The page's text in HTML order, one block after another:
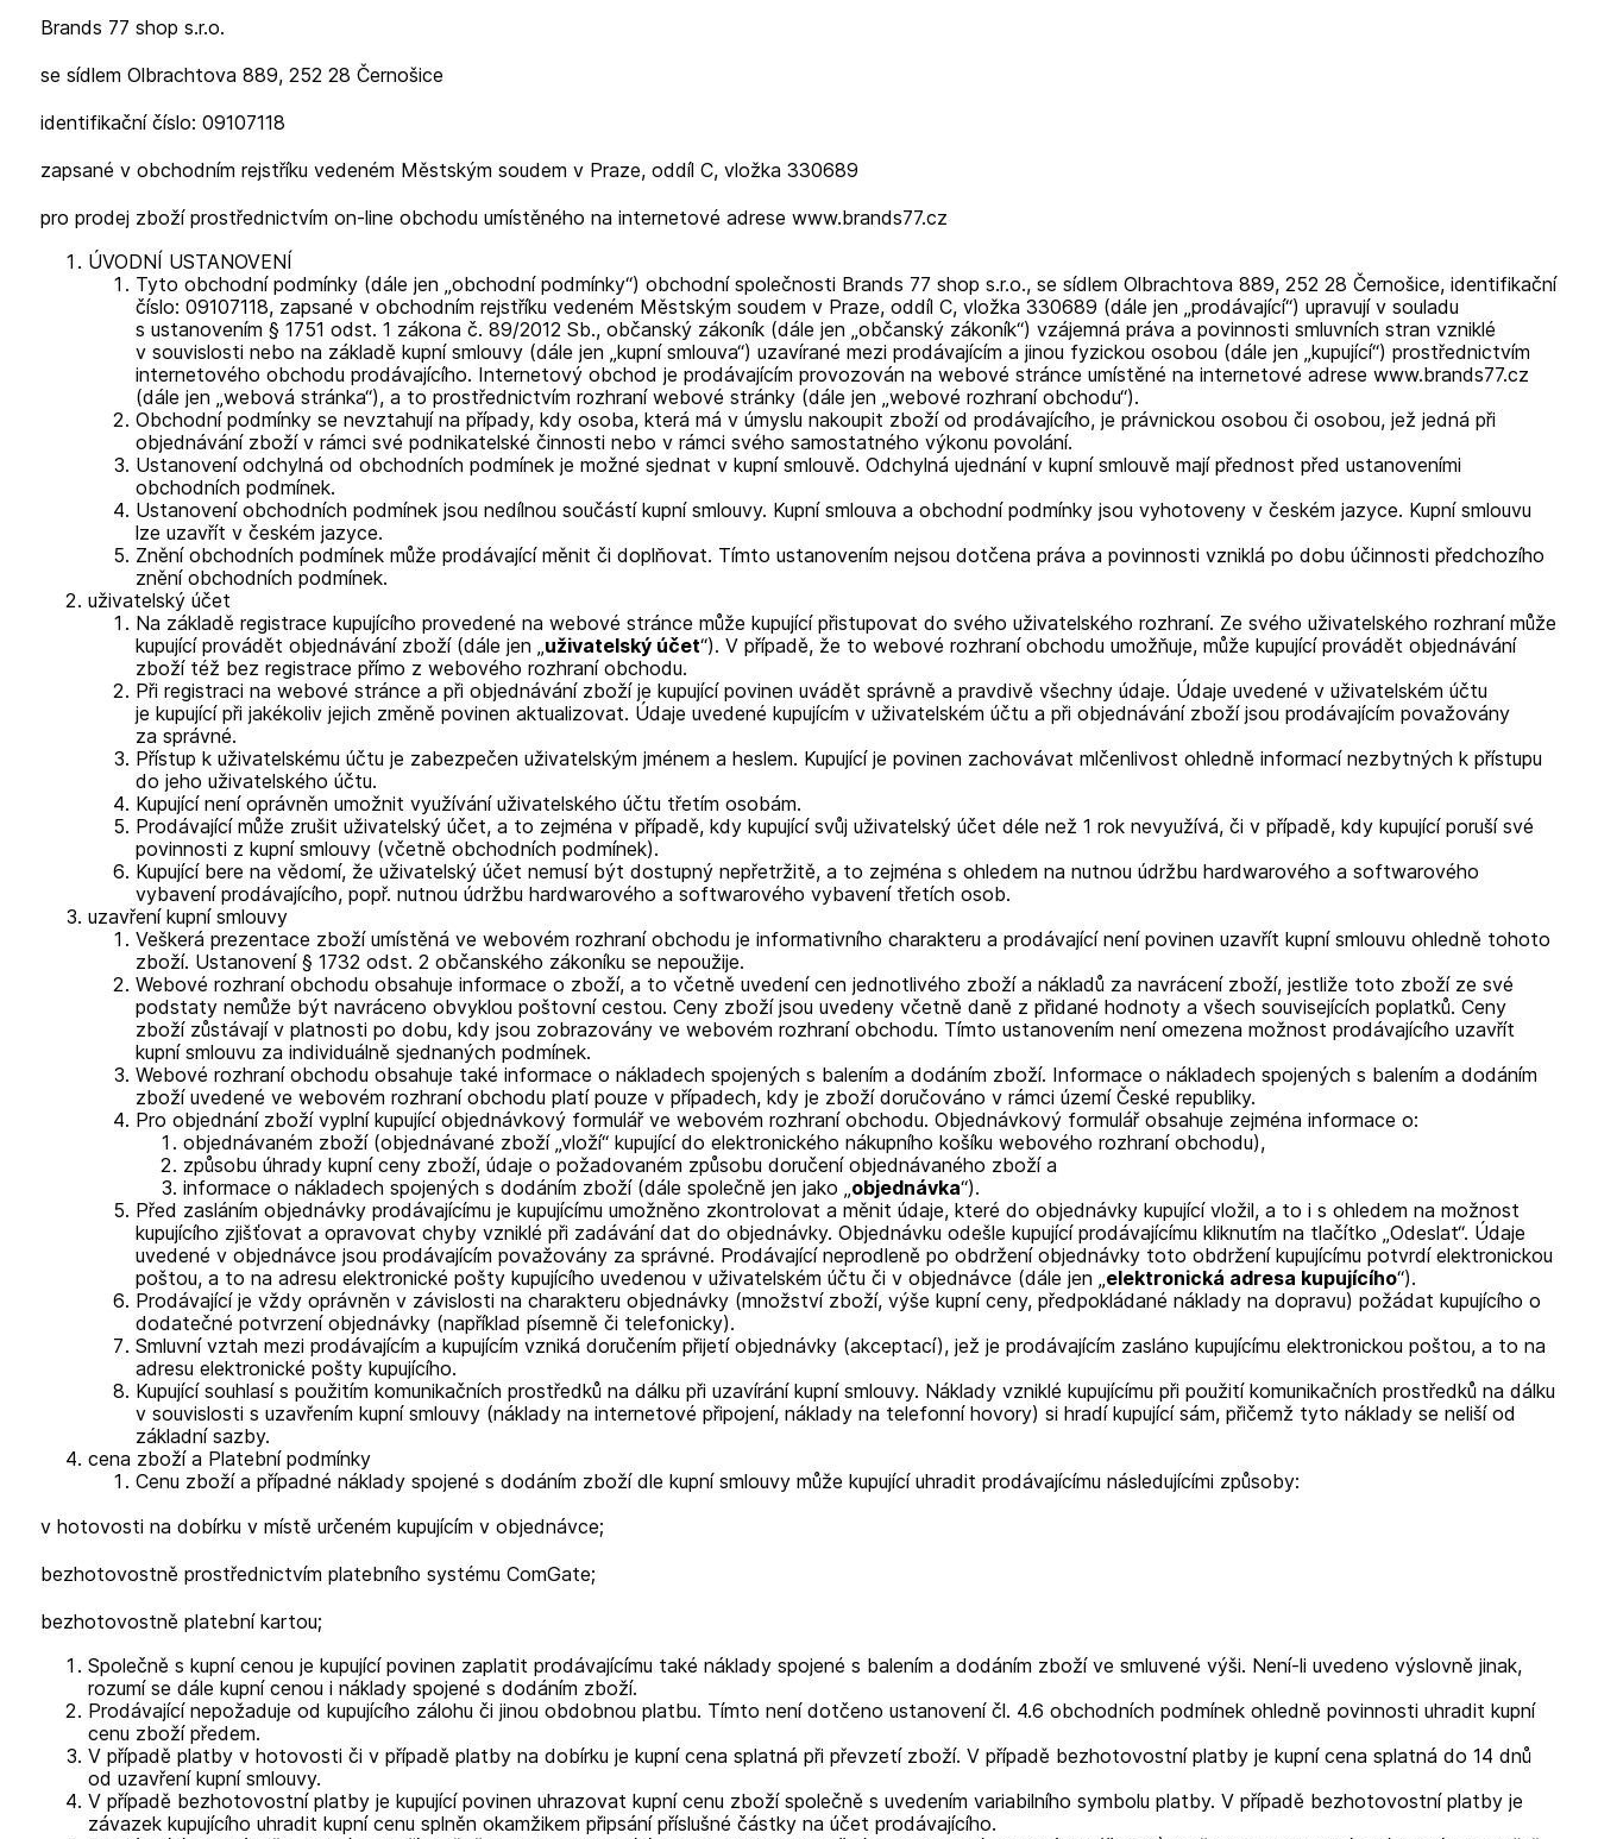
Brands 77 shop s.r.o.
se sídlem Olbrachtova 889, 252 28 Černošice
identifikační číslo: 09107118
zapsané v obchodním rejstříku vedeném Městským soudem v Praze, oddíl C, vložka 330689
pro prodej zboží prostřednictvím on-line obchodu umístěného na internetové adrese www.brands77.cz
ÚVODNÍ USTANOVENÍ
Tyto obchodní podmínky (dále jen „obchodní podmínky“) obchodní společnosti Brands 77 shop s.r.o., se sídlem Olbrachtova 889, 252 28 Černošice, identifikační
číslo: 09107118, zapsané v obchodním rejstříku vedeném Městským soudem v Praze, oddíl C, vložka 330689 (dále jen „prodávající“) upravují v souladu
s ustanovením § 1751 odst. 1 zákona č. 89/2012 Sb., občanský zákoník (dále jen „občanský zákoník“) vzájemná práva a povinnosti smluvních stran vzniklé
v souvislosti nebo na základě kupní smlouvy (dále jen „kupní smlouva“) uzavírané mezi prodávajícím a jinou fyzickou osobou (dále jen „kupující“) prostřednictvím
internetového obchodu prodávajícího. Internetový obchod je prodávajícím provozován na webové stránce umístěné na internetové adrese www.brands77.cz
(dále jen „webová stránka“), a to prostřednictvím rozhraní webové stránky (dále jen „webové rozhraní obchodu“).
Obchodní podmínky se nevztahují na případy, kdy osoba, která má v úmyslu nakoupit zboží od prodávajícího, je právnickou osobou či osobou, jež jedná při
objednávání zboží v rámci své podnikatelské činnosti nebo v rámci svého samostatného výkonu povolání.
Ustanovení odchylná od obchodních podmínek je možné sjednat v kupní smlouvě. Odchylná ujednání v kupní smlouvě mají přednost před ustanoveními
obchodních podmínek.
Ustanovení obchodních podmínek jsou nedílnou součástí kupní smlouvy. Kupní smlouva a obchodní podmínky jsou vyhotoveny v českém jazyce. Kupní smlouvu
lze uzavřít v českém jazyce.
Znění obchodních podmínek může prodávající měnit či doplňovat. Tímto ustanovením nejsou dotčena práva a povinnosti vzniklá po dobu účinnosti předchozího
znění obchodních podmínek.
uživatelský účet
Na základě registrace kupujícího provedené na webové stránce může kupující přistupovat do svého uživatelského rozhraní. Ze svého uživatelského rozhraní může
kupující provádět objednávání zboží (dále jen „ uživatelský účet“). V případě, že to webové rozhraní obchodu umožňuje, může kupující provádět objednávání
zboží též bez registrace přímo z webového rozhraní obchodu.
Při registraci na webové stránce a při objednávání zboží je kupující povinen uvádět správně a pravdivě všechny údaje. Údaje uvedené v uživatelském účtu
je kupující při jakékoliv jejich změně povinen aktualizovat. Údaje uvedené kupujícím v uživatelském účtu a při objednávání zboží jsou prodávajícím považovány
za správné.
Přístup k uživatelskému účtu je zabezpečen uživatelským jménem a heslem. Kupující je povinen zachovávat mlčenlivost ohledně informací nezbytných k přístupu
do jeho uživatelského účtu.
Kupující není oprávněn umožnit využívání uživatelského účtu třetím osobám.
Prodávající může zrušit uživatelský účet, a to zejména v případě, kdy kupující svůj uživatelský účet déle než 1 rok nevyužívá, či v případě, kdy kupující poruší své
povinnosti z kupní smlouvy (včetně obchodních podmínek).
Kupující bere na vědomí, že uživatelský účet nemusí být dostupný nepřetržitě, a to zejména s ohledem na nutnou údržbu hardwarového a softwarového
vybavení prodávajícího, popř. nutnou údržbu hardwarového a softwarového vybavení třetích osob.
uzavření kupní smlouvy
Veškerá prezentace zboží umístěná ve webovém rozhraní obchodu je informativního charakteru a prodávající není povinen uzavřít kupní smlouvu ohledně tohoto
zboží. Ustanovení § 1732 odst. 2 občanského zákoníku se nepoužije.
Webové rozhraní obchodu obsahuje informace o zboží, a to včetně uvedení cen jednotlivého zboží a nákladů za navrácení zboží, jestliže toto zboží ze své
podstaty nemůže být navráceno obvyklou poštovní cestou. Ceny zboží jsou uvedeny včetně daně z přidané hodnoty a všech souvisejících poplatků. Ceny
zboží zůstávají v platnosti po dobu, kdy jsou zobrazovány ve webovém rozhraní obchodu. Tímto ustanovením není omezena možnost prodávajícího uzavřít
kupní smlouvu za individuálně sjednaných podmínek.
Webové rozhraní obchodu obsahuje také informace o nákladech spojených s balením a dodáním zboží. Informace o nákladech spojených s balením a dodáním
zboží uvedené ve webovém rozhraní obchodu platí pouze v případech, kdy je zboží doručováno v rámci území České republiky.
Pro objednání zboží vyplní kupující objednávkový formulář ve webovém rozhraní obchodu. Objednávkový formulář obsahuje zejména informace o:
objednávaném zboží (objednávané zboží „vloží“ kupující do elektronického nákupního košíku webového rozhraní obchodu),
způsobu úhrady kupní ceny zboží, údaje o požadovaném způsobu doručení objednávaného zboží a
informace o nákladech spojených s dodáním zboží (dále společně jen jako „ objednávka“).
Před zasláním objednávky prodávajícímu je kupujícímu umožněno zkontrolovat a měnit údaje, které do objednávky kupující vložil, a to i s ohledem na možnost
kupujícího zjišťovat a opravovat chyby vzniklé při zadávání dat do objednávky. Objednávku odešle kupující prodávajícímu kliknutím na tlačítko „Odeslat“. Údaje
uvedené v objednávce jsou prodávajícím považovány za správné. Prodávající neprodleně po obdržení objednávky toto obdržení kupujícímu potvrdí elektronickou
poštou, a to na adresu elektronické pošty kupujícího uvedenou v uživatelském účtu či v objednávce (dále jen „ elektronická adresa kupujícího“).
Prodávající je vždy oprávněn v závislosti na charakteru objednávky (množství zboží, výše kupní ceny, předpokládané náklady na dopravu) požádat kupujícího o
dodatečné potvrzení objednávky (například písemně či telefonicky).
Smluvní vztah mezi prodávajícím a kupujícím vzniká doručením přijetí objednávky (akceptací), jež je prodávajícím zasláno kupujícímu elektronickou poštou, a to na
adresu elektronické pošty kupujícího.
Kupující souhlasí s použitím komunikačních prostředků na dálku při uzavírání kupní smlouvy. Náklady vzniklé kupujícímu při použití komunikačních prostředků na dálku
v souvislosti s uzavřením kupní smlouvy (náklady na internetové připojení, náklady na telefonní hovory) si hradí kupující sám, přičemž tyto náklady se neliší od
základní sazby.
cena zboží a Platební podmínky
Cenu zboží a případné náklady spojené s dodáním zboží dle kupní smlouvy může kupující uhradit prodávajícímu následujícími způsoby:
v hotovosti na dobírku v místě určeném kupujícím v objednávce;
bezhotovostně prostřednictvím platebního systému ComGate;
bezhotovostně platební kartou;
Společně s kupní cenou je kupující povinen zaplatit prodávajícímu také náklady spojené s balením a dodáním zboží ve smluvené výši. Není-li uvedeno výslovně jinak,
rozumí se dále kupní cenou i náklady spojené s dodáním zboží.
Prodávající nepožaduje od kupujícího zálohu či jinou obdobnou platbu. Tímto není dotčeno ustanovení čl. 4.6 obchodních podmínek ohledně povinnosti uhradit kupní
cenu zboží předem.
V případě platby v hotovosti či v případě platby na dobírku je kupní cena splatná při převzetí zboží. V případě bezhotovostní platby je kupní cena splatná do 14 dnů
od uzavření kupní smlouvy.
V případě bezhotovostní platby je kupující povinen uhrazovat kupní cenu zboží společně s uvedením variabilního symbolu platby. V případě bezhotovostní platby je
závazek kupujícího uhradit kupní cenu splněn okamžikem připsání příslušné částky na účet prodávajícího.